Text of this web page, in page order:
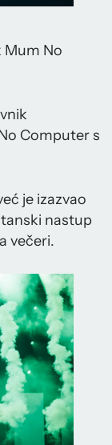
Mum No
Computer s
je izazvao
nastup
večeri.